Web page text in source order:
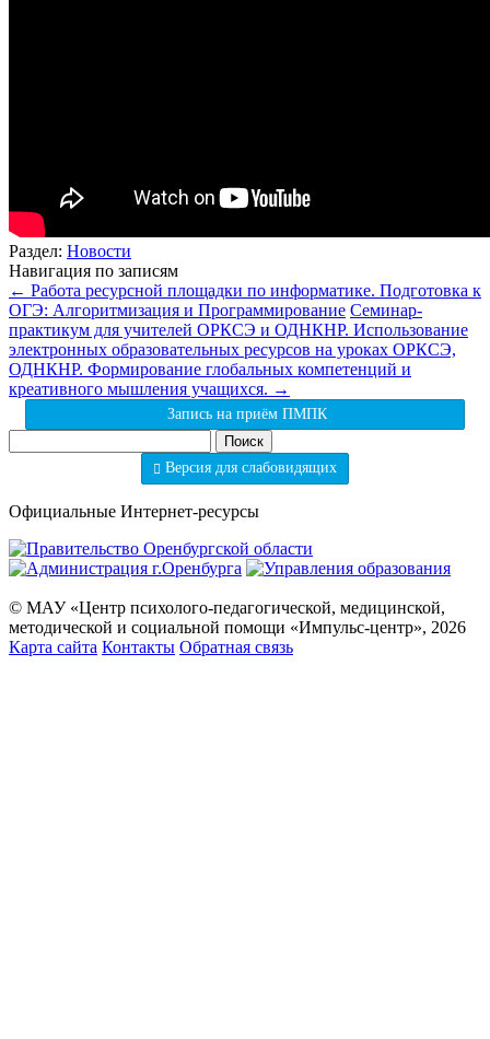
Раздел: Новости
Навигация по записям
← Работа ресурсной площадки по информатике. Подготовка к
ОГЭ: Алгоритмизация и Программирование Семинар-
практикум для учителей ОРКСЭ и ОДНКНР. Использование
электронных образовательных ресурсов на уроках ОРКСЭ,
ОДНКНР. Формирование глобальных компетенций и
креативного мышления учащихся. →
Запись на приём ПМПК
Версия для слабовидящих
Официальные Интернет-ресурсы
© МАУ «Центр психолого-педагогической, медицинской,
методической и социальной помощи «Импульс-центр», 2026
Карта сайта Контакты Обратная связь